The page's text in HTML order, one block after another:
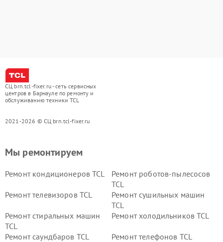
СЦ brn.tcl-fixer.ru - сеть сервисных
центров в Барнауле по ремонту и
обслуживанию техники TCL
2021-2026 © СЦ brn.tcl-fixer.ru
Мы ремонтируем
Ремонт кондиционеров TCL
Ремонт роботов-пылесосов
TCL
Ремонт телевизоров TCL
Ремонт сушильных машин
TCL
Ремонт стиральных машин
TCL
Ремонт холодильников TCL
Ремонт саундбаров TCL Ремонт телефонов TCL